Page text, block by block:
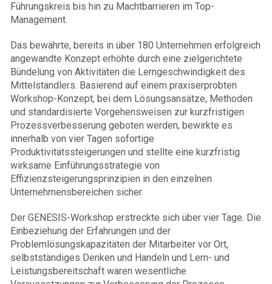
Führungskreis bis hin zu Machtbarrieren im Top-
Management.
Das bewährte, bereits in über 180 Unternehmen erfolgreich
angewandte Konzept erhöhte durch eine zielgerichtete
Bündelung von Aktivitäten die Lerngeschwindigkeit des
Mittelständlers. Basierend auf einem praxiserprobten
Workshop-Konzept, bei dem Lösungsansätze, Methoden
und standardisierte Vorgehensweisen zur kurzfristigen
Prozessverbesserung geboten werden, bewirkte es
innerhalb von vier Tagen sofortige
Produktivitätssteigerungen und stellte eine kurzfristig
wirksame Einführungsstrategie von
Effizienzsteigerungsprinzipien in den einzelnen
Unternehmensbereichen sicher.
Der GENESIS-Workshop erstreckte sich über vier Tage. Die
Einbeziehung der Erfahrungen und der
Problemlösungskapazitäten der Mitarbeiter vor Ort,
selbstständiges Denken und Handeln und Lern- und
Leistungsbereitschaft waren wesentliche